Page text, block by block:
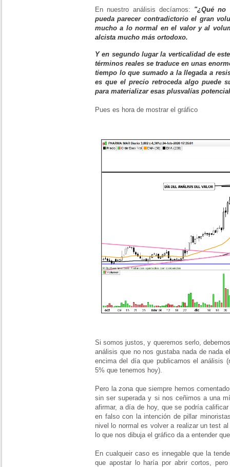
En nuestro análisis decíamos: "¿Qué no
pueda parecer contradictorio el gran
mucho a lo normal en el valor y al
alcista mucho más ortodoxo.
Y en segundo lugar la verticalidad de
términos reales se traduce en unas
tiempo lo que sumado a la llegada a
es que el precio retroceda algo puede
para materializar esas plusvalías
Pues es hora de mostrar el gráfico
Si somos justos, y queremos serlo,
análisis que no nos gustaba nada de nada
encima del día que publicamos el análisis
5% que tenemos hoy).
Pero la zona que siempre hemos
sin ser superada y si nos ceñimos a una
afirmar, a día de hoy, que se podría
en falso con la intención de pillar
nivel lo normal es volver a realizar un test
lo que nos dibuja el gráfico da a entender
En cualqueir caso es innegable que la
que apostar lo haría por abrir cortos,